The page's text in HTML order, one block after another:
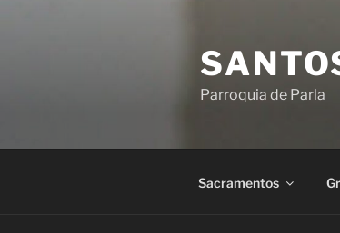
Parroquia de Parla
Sacramentos